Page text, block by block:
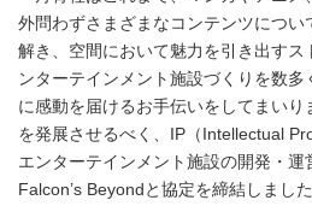
外問わずさまざまなコンテンツについ
解き、空間において魅力を引き出すス
ンターテインメント施設づくりを数
に感動を届けるお手伝いをしてまい
を発展させるべく、IP（Intellectual
エンターテインメント施設の開発・運
Falcon’s Beyondと協定を締結しました